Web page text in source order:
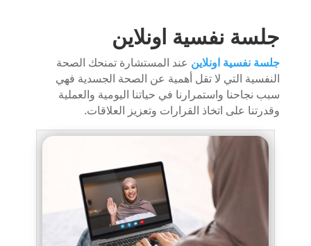
جلسة نفسية اونلاين
جلسة نفسية اونلاين عند المستشارة تمنحك الصحة
النفسية التي لا تقل أهمية عن الصحة الجسدية فهي
سبب نجاحنا واستمرارنا في حياتنا اليومية والعملية
وقدرتنا على اتخاذ القرارات وتعزيز العلاقات.